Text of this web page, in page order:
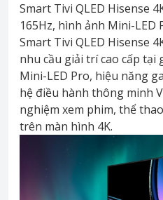
Smart Tivi QLED Hisense
165Hz, hình ảnh Mini-
Smart Tivi QLED Hisense
nhu cầu giải trí cao cấp tại
Mini-LED Pro, hiệu năng
hệ điều hành thông minh
nghiệm xem phim, thể
trên màn hình 4K.